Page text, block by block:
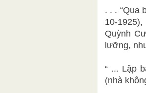
. . . “Qua
10-
Quỳnh
lưỡng,
“ ... Lập
(nhà